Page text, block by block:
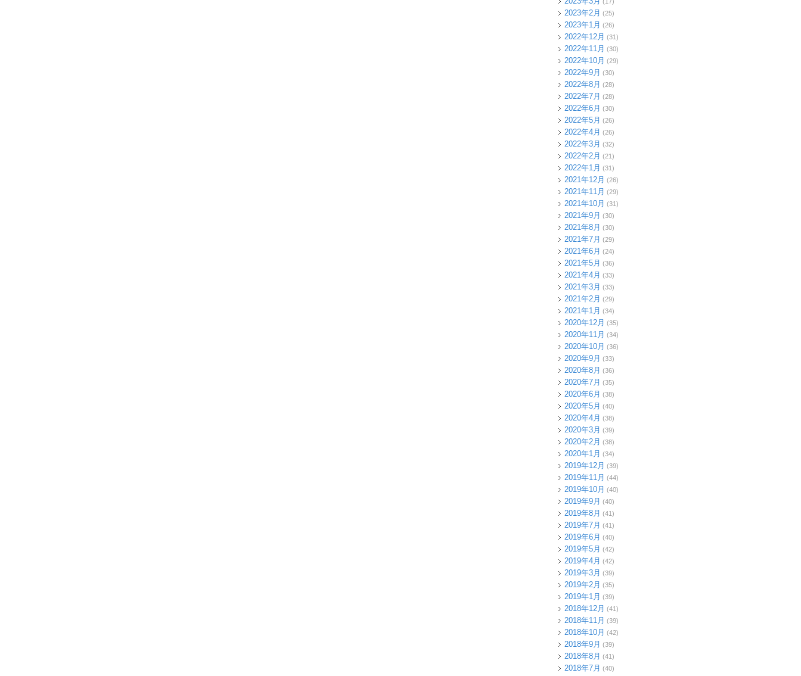
2023年2月 (25)
2023年1月 (26)
2022年12月 (31)
2022年11月 (30)
2022年10月 (29)
2022年9月 (30)
2022年8月 (28)
2022年7月 (28)
2022年6月 (30)
2022年5月 (26)
2022年4月 (26)
2022年3月 (32)
2022年2月 (21)
2022年1月 (31)
2021年12月 (26)
2021年11月 (29)
2021年10月 (31)
2021年9月 (30)
2021年8月 (30)
2021年7月 (29)
2021年6月 (24)
2021年5月 (36)
2021年4月 (33)
2021年3月 (33)
2021年2月 (29)
2021年1月 (34)
2020年12月 (35)
2020年11月 (34)
2020年10月 (36)
2020年9月 (33)
2020年8月 (36)
2020年7月 (35)
2020年6月 (38)
2020年5月 (40)
2020年4月 (38)
2020年3月 (39)
2020年2月 (38)
2020年1月 (34)
2019年12月 (39)
2019年11月 (44)
2019年10月 (40)
2019年9月 (40)
2019年8月 (41)
2019年7月 (41)
2019年6月 (40)
2019年5月 (42)
2019年4月 (42)
2019年3月 (39)
2019年2月 (35)
2019年1月 (39)
2018年12月 (41)
2018年11月 (39)
2018年10月 (42)
2018年9月 (39)
2018年8月 (41)
2018年7月 (40)